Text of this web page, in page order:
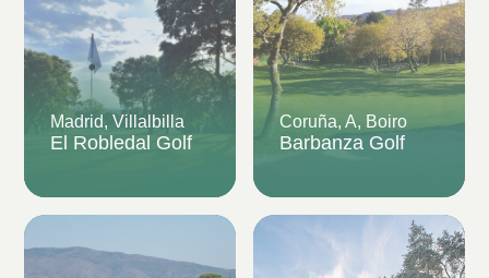
Madrid, Villalbilla
El Robledal Golf
Coruña, A, Boiro
Barbanza Golf